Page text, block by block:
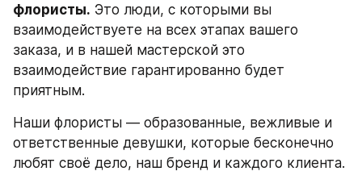
флористы. Это люди, с которыми вы
взаимодействуете на всех этапах вашего
заказа, и в нашей мастерской это
взаимодействие гарантированно будет
приятным.
Наши флористы — образованные, вежливые и
ответственные девушки, которые бесконечно
любят своё дело, наш бренд и каждого клиента.